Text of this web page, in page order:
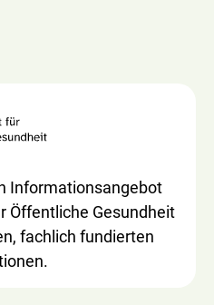
Informationsangebot
Öffentliche Gesundheit
fachlich fundierten